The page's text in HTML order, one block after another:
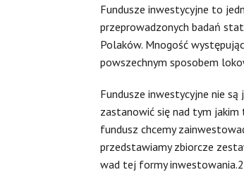
Fundusze inwestycyjne to
przeprowadzonych badań
Polaków. Mnogość
powszechnym sposobem
Fundusze inwestycyjne nie
zastanowić się nad tym
fundusz chcemy
przedstawiamy zbiorcze
wad tej formy